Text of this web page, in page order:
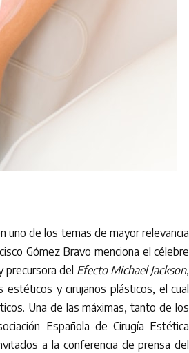
uno de los temas de mayor relevancia
Gómez Bravo menciona el célebre
precursora del Efecto Michael Jackson,
y cirujanos plásticos, el cual
Una de las máximas, tanto de los
Española de Cirugía Estética
a la conferencia de prensa del